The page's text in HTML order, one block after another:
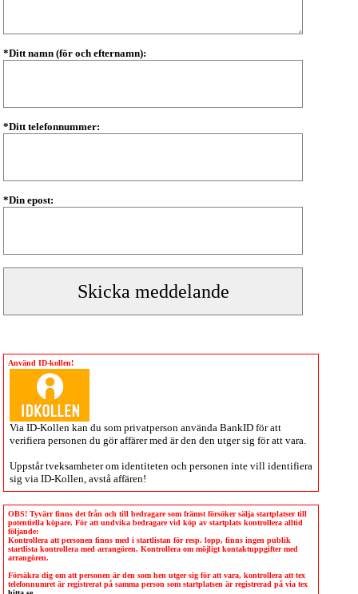
*Ditt namn (för och efternamn):
*Ditt telefonnummer:
*Din epost:
Använd ID-kollen!
Via ID-Kollen kan du som privatperson använda BankID för att
verifiera personen du gör affärer med är den den utger sig för att vara.
Uppstår tveksamheter om identiteten och personen inte vill identifiera
sig via ID-Kollen , avstå affären!
OBS! Tyvärr finns det från och till bedragare som främst försöker sälja startplatser till
potentiella köpare. För att undvika bedragare vid köp av startplats kontrollera alltid
följande:
Kontrollera att personen finns med i startlistan för resp. lopp, finns ingen publik
startlista kontrollera med arrangören. Kontrollera om möjligt kontaktuppgifter med
arrangören.
Försäkra dig om att personen är den som hen utger sig för att vara, kontrollera att tex
telefonnumret är registrerat på samma person som startplatsen är registrerad på via tex